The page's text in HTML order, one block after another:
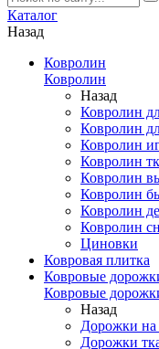
Каталог
Назад
Ковролин
Ковролин
Назад
Ковролин
Ковролин
Ковролин
Ковролин
Ковролин
Ковролин
Ковролин
Ковролин
Циновки
Ковровая плитка
Ковровые
Ковровые
Назад
Дорожки на
Дорожки